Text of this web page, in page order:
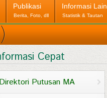
Publikasi
Berita, Foto, dll
Informasi Lain
Statistik & Tautan
Cepat
Direktori Putusan MA